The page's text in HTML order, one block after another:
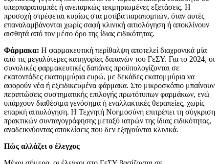
υπερπαραπομπές ή ανεπαρκώς τεκμηριωμένες εξετάσεις. Η
προσοχή στρέφεται κυρίως στα μοτίβα παραπομπών, όταν αυτές
επαναλαμβάνονται χωρίς σαφή κλινική αιτιολόγηση ή αποκλίνουν
αισθητά από τον μέσο όρο της ίδιας ειδικότητας.
Φάρμακα: Η φαρμακευτική περίθαλψη αποτελεί διαχρονικά μία
από τις μεγαλύτερες κατηγορίες δαπανών του ΓεΣΥ. Για το 2024, οι
συνολικές φαρμακευτικές δαπάνες προϋπολογίζονται σε
εκατοντάδες εκατομμύρια ευρώ, με δεκάδες εκατομμύρια να
αφορούν νέα ή εξειδικευμένα φάρμακα. Στο μικροσκόπιο μπαίνουν
περιπτώσεις συστηματικής επιλογής πρωτότυπων φαρμάκων, ενώ
υπάρχουν διαθέσιμα γενόσημα ή εναλλακτικές θεραπείες, χωρίς
επαρκή αιτιολόγηση. Η Τεχνητή Νοημοσύνη επιτρέπει τη σύγκριση
πρακτικών συνταγογράφησης μεταξύ ιατρών της ίδιας ειδικότητας,
αναδεικνύοντας αποκλίσεις που δεν εξηγούνται κλινικά.
Πώς αλλάζει ο έλεγχος